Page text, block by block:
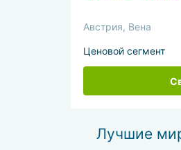
Австрия, Вена
Ценовой сегмент
Лучшие